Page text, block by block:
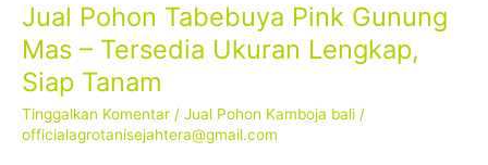
Jual Pohon Tabebuya Pink Gunung
Mas – Tersedia Ukuran Lengkap,
Siap Tanam
Tinggalkan Komentar / Jual Pohon Kamboja bali /
officialagrotanisejahtera@gmail.com
Jual
Pohon
Tabebuya
Pink
Gunung
Mas